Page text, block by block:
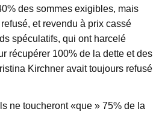
des sommes exigibles, mais
et revendu à prix cassé
spéculatifs, qui ont harcelé
récupérer 100% de la dette et des
Kirchner avait toujours refusé
ne toucheront «que » 75% de la